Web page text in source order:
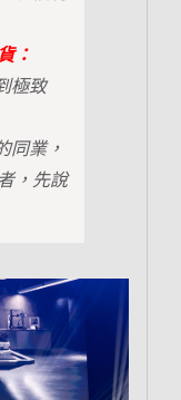
：
極致
同業，
，先說